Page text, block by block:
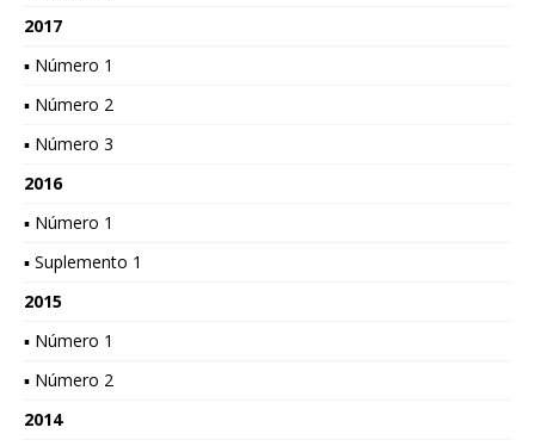
2017
▪ Número 1
▪ Número 2
▪ Número 3
2016
▪ Número 1
▪ Suplemento 1
2015
▪ Número 1
▪ Número 2
2014